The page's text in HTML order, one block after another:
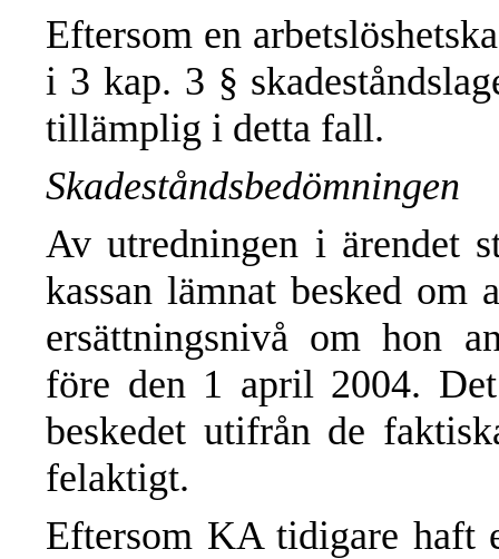
Eftersom en
i 3 kap. 3 §
tillämplig i detta fall.
Skadeståndsbedömningen
Av utredningen i ärendet
kassan lämnat besked
ersättningsnivå om hon
före den 1 april 2004.
beskedet utifrån de
felaktigt.
Eftersom KA tidigare haft